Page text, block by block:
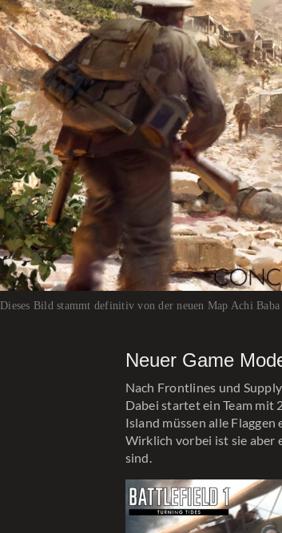
Dieses Bild stammt definitiv von der neuen Map Achi Baba
Neuer Game
Nach Frontlines und
Dabei startet ein Team mit
Island müssen alle
Wirklich vorbei ist sie aber
sind.